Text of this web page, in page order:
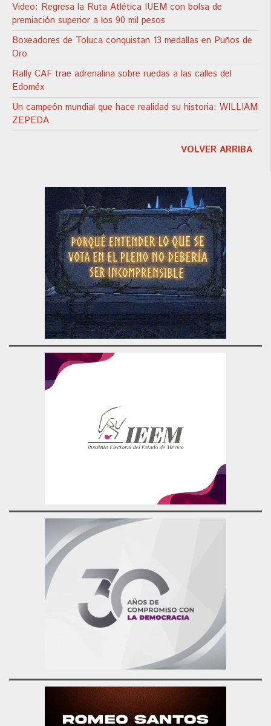
Video: Regresa la Ruta Atlética IUEM con bolsa de
premiación superior a los 90 mil pesos
Boxeadores de Toluca conquistan 13 medallas en Puños de
Oro
Rally CAF trae adrenalina sobre ruedas a las calles del
Edoméx
Un campeón mundial que hace realidad su historia: WILLIAM
ZEPEDA
VOLVER ARRIBA